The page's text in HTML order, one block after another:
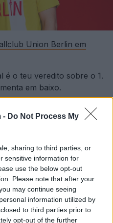
- Do Not Process My
sharing to third parties, or
sensitive information for
use the below opt-out
Please note that after your
may continue seeing
information utilized by
to third parties prior to
opt-out of the further
Union Berlin em
é o teu veredito sobre o 1.
em baixo.
Locker Room
Union Berlin